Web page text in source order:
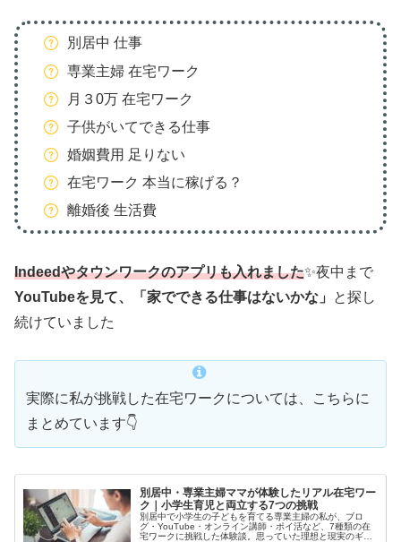
別居中 仕事
専業主婦 在宅ワーク
月３0万 在宅ワーク
子供がいてできる仕事
婚姻費用 足りない
在宅ワーク 本当に稼げる？
離婚後 生活費
Indeedやタウンワークのアプリも入れました✨夜中まで
YouTubeを見て、「家でできる仕事はないかな」
と探し
続けていました
実際に私が挑戦した在宅ワークについては、こちらに
まとめています👇
別居中・専業主婦ママが体験したリアル在宅ワー
ク｜小学生育児と両立する7つの挑戦
別居中で小学生の子どもを育てる専業主婦の私が、ブロ
グ・YouTube・オンライン講師・ポイ活など、7種類の在
宅ワークに挑戦した体験談。思っていた理想と現実のギャ